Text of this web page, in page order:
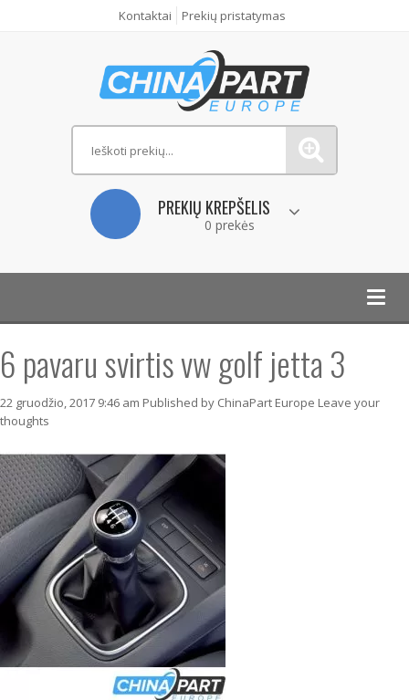
Kontaktai Prekių pristatymas
PREKIŲ KREPŠELIS
0 prekės
6 pavaru svirtis vw golf jetta 3
22 gruodžio, 2017 9:46 am Published by ChinaPart Europe Leave your
thoughts